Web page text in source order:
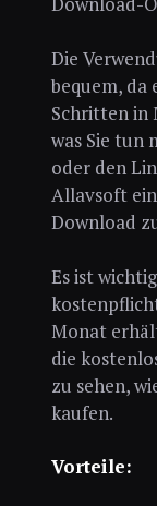
Die
bequem, da
Schritten in
was Sie tun
oder den
Allavsoft
Download
Es ist
Monat
die
zu sehen,
kaufen.
Vorteile: